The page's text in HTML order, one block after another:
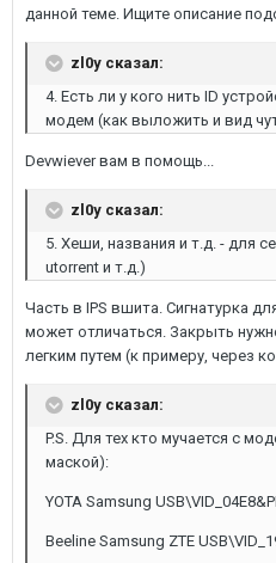
данной теме. Ищите описание
zl0y сказал:
4. Есть ли у кого нить ID
модем (как выложить и вид
Devwiever вам в помощь...
zl0y сказал:
5. Хеши, названия и т.д. - для
utorrent и т.д.)
Часть в IPS вшита. Сигнатурка
может отличаться. Закрыть
легким путем (к примеру, через
zl0y сказал:
P.S. Для тех кто мучается с
маской):
YOTA Samsung
Beeline Samsung ZTE